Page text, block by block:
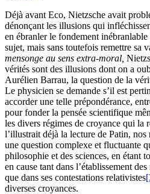
Déjà avant Eco, Nietzsche avait
dénonçant les illusions qui
en ébranler le fondement
sujet, mais sans toutefois remettre sa
mensonge au sens extra-moral,
vérités sont des illusions dont on a
Aurélien Barrau, la question de la
Le physicien se demande s’il est
accorder une telle prépondérance,
pour fonder la pensée scientifique
les divers régimes de croyance qui la
l’illustrait déjà la lecture de Patin,
une question complexe et fluctuante
philosophie et des sciences, en étant
en cause tant dans l’établissement
que dans ses contestations relativistes
diverses croyances.